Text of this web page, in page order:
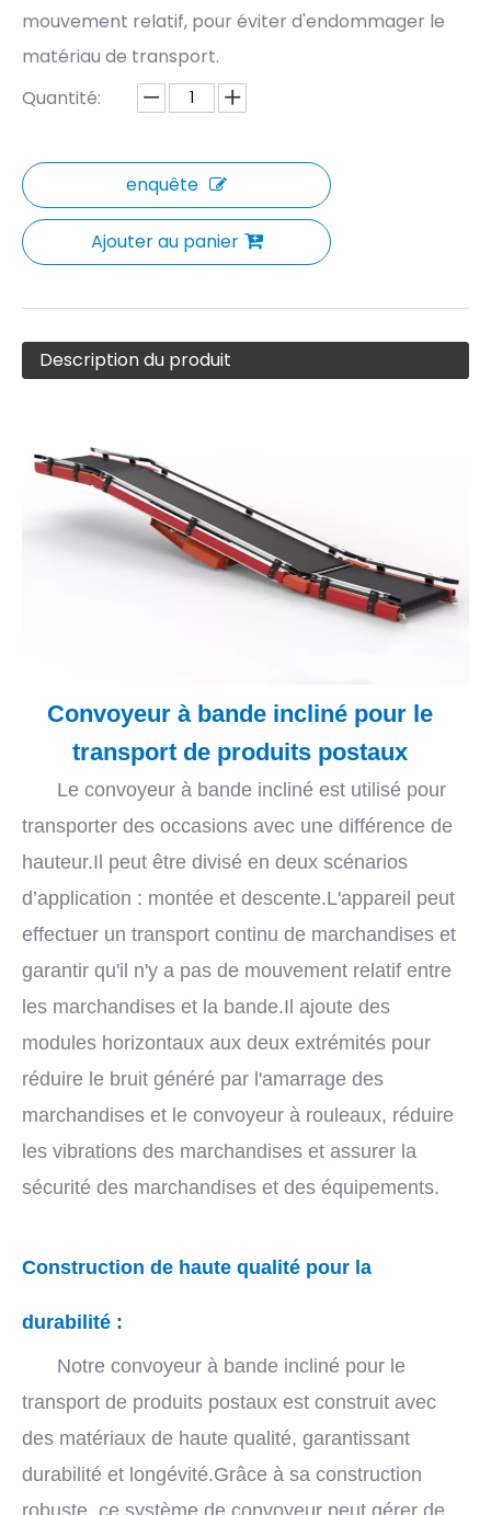
mouvement relatif, pour éviter d'endommager le
matériau de transport.
Quantité:
enquête
Ajouter au panier
Description du produit
Convoyeur à bande incliné pour le
transport de produits postaux
Le convoyeur à bande incliné est utilisé pour
transporter des occasions avec une différence de
hauteur.Il peut être divisé en deux scénarios
d’application : montée et descente.L'appareil peut
effectuer un transport continu de marchandises et
garantir qu'il n'y a pas de mouvement relatif entre
les marchandises et la bande.Il ajoute des
modules horizontaux aux deux extrémités pour
réduire le bruit généré par l'amarrage des
marchandises et le convoyeur à rouleaux, réduire
les vibrations des marchandises et assurer la
sécurité des marchandises et des équipements.
Construction de haute qualité pour la
durabilité :
Notre convoyeur à bande incliné pour le
transport de produits postaux est construit avec
des matériaux de haute qualité, garantissant
durabilité et longévité.Grâce à sa construction
robuste, ce système de convoyeur peut gérer de